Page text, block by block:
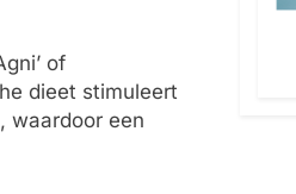
of
dieet stimuleert
waardoor een